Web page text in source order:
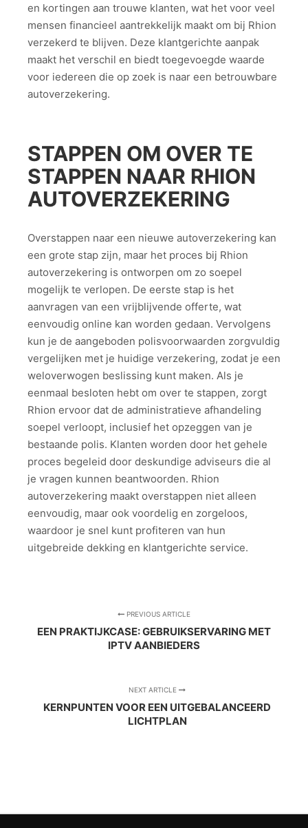
en kortingen aan trouwe klanten, wat het voor veel
mensen financieel aantrekkelijk maakt om bij Rhion
verzekerd te blijven. Deze klantgerichte aanpak
maakt het verschil en biedt toegevoegde waarde
voor iedereen die op zoek is naar een betrouwbare
autoverzekering.
STAPPEN OM OVER TE
STAPPEN NAAR RHION
AUTOVERZEKERING
Overstappen naar een nieuwe autoverzekering kan
een grote stap zijn, maar het proces bij Rhion
autoverzekering is ontworpen om zo soepel
mogelijk te verlopen. De eerste stap is het
aanvragen van een vrijblijvende offerte, wat
eenvoudig online kan worden gedaan. Vervolgens
kun je de aangeboden polisvoorwaarden zorgvuldig
vergelijken met je huidige verzekering, zodat je een
weloverwogen beslissing kunt maken. Als je
eenmaal besloten hebt om over te stappen, zorgt
Rhion ervoor dat de administratieve afhandeling
soepel verloopt, inclusief het opzeggen van je
bestaande polis. Klanten worden door het gehele
proces begeleid door deskundige adviseurs die al
je vragen kunnen beantwoorden. Rhion
autoverzekering maakt overstappen niet alleen
eenvoudig, maar ook voordelig en zorgeloos,
waardoor je snel kunt profiteren van hun
uitgebreide dekking en klantgerichte service.
PREVIOUS ARTICLE
EEN PRAKTIJKCASE: GEBRUIKSERVARING MET
IPTV AANBIEDERS
NEXT ARTICLE
KERNPUNTEN VOOR EEN UITGEBALANCEERD
LICHTPLAN